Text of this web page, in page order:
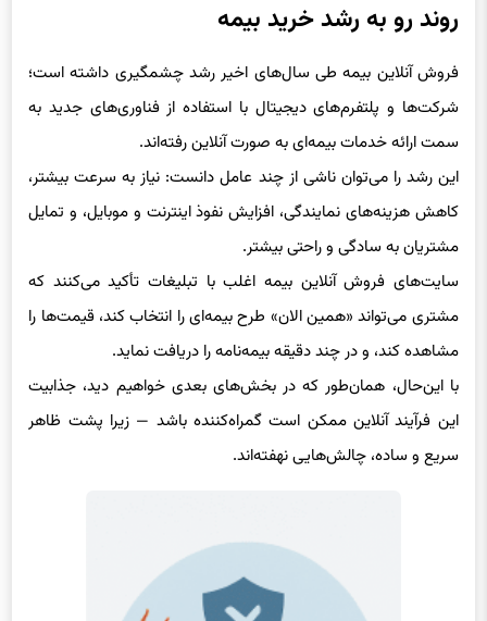
روند رو به رشد خرید بیمه
فروش آنلاین بیمه طی سال‌های اخیر رشد چشمگیری داشته است؛
شرکت‌ها و پلتفرم‌های دیجیتال با استفاده از فناوری‌های جدید به
سمت ارائه خدمات بیمه‌ای به صورت آنلاین رفته‌اند.
این رشد را می‌توان ناشی از چند عامل دانست: نیاز به سرعت بیشتر،
کاهش هزینه‌های نمایندگی، افزایش نفوذ اینترنت و موبایل، و تمایل
مشتریان به سادگی و راحتی بیشتر.
سایت‌های فروش آنلاین بیمه اغلب با تبلیغات تأکید می‌کنند که
مشتری می‌تواند «همین الان» طرح بیمه‌ای را انتخاب کند، قیمت‌ها را
مشاهده کند، و در چند دقیقه بیمه‌نامه را دریافت نماید.
با این‌حال، همان‌طور که در بخش‌های بعدی خواهیم دید، جذابیت
این فرآیند آنلاین ممکن است گمراه‌کننده باشد — زیرا پشت ظاهر
سریع و ساده، چالش‌هایی نهفته‌اند.